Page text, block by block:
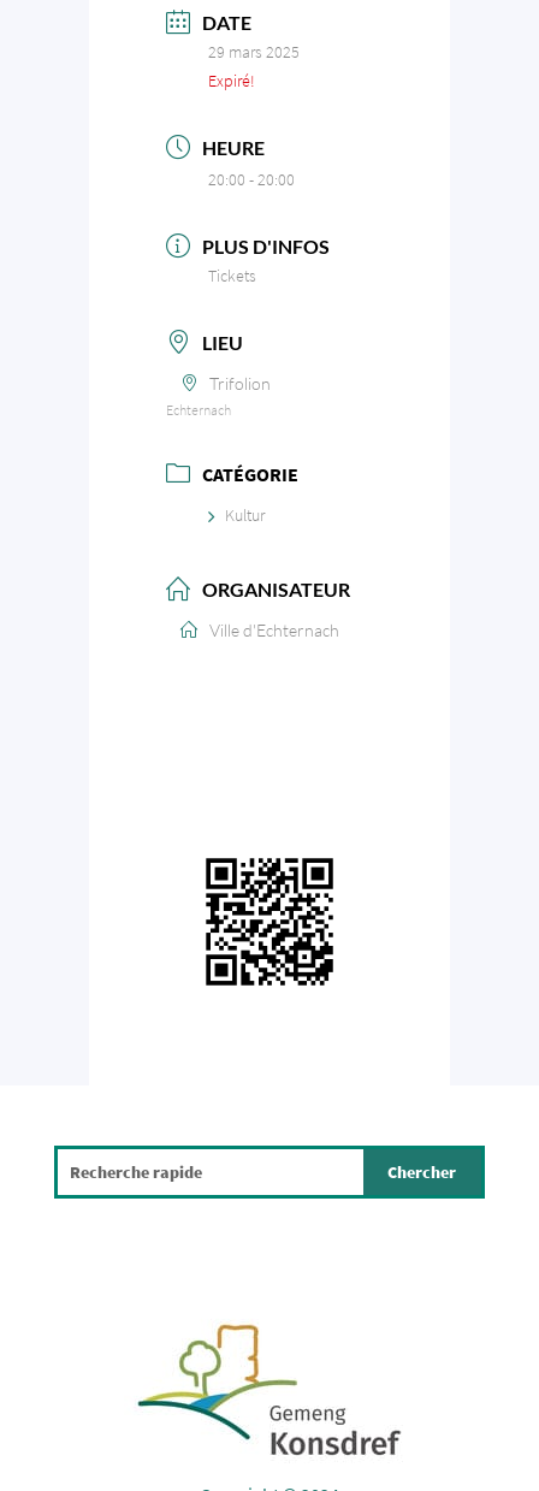
DATE
29 mars 2025
Expiré!
HEURE
20:00 - 20:00
PLUS D'INFOS
Tickets
LIEU
Trifolion
Echternach
CATÉGORIE
Kultur
ORGANISATEUR
Ville d'Echternach